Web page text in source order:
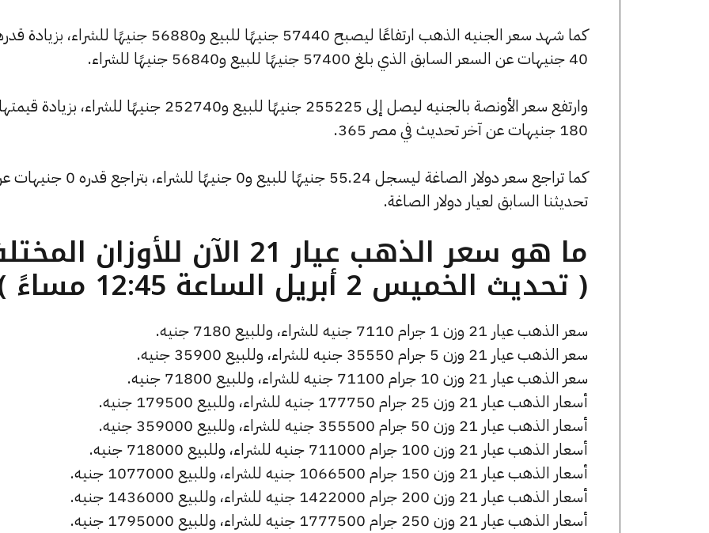
كما شهد سعر الجنيه الذهب ارتفاعًا ليصبح 57440 جنيهًا للبيع و56880 جنيهًا للشراء،
40 جنيهات عن السعر السابق الذي بلغ 57400 جنيهًا للبيع و56840 جنيهًا للشراء.
وارتفع سعر الأونصة بالجنيه ليصل إلى 255225 جنيهًا للبيع و252740 جنيهًا للشراء، بزيادة قيمتها
180 جنيهات عن آخر تحديث في مصر 365.
كما تراجع سعر دولار الصاغة ليسجل 55.24 جنيهًا للبيع و0 جنيهًا للشراء، بتراجع
تحديثنا السابق لعيار دولار الصاغة.
ما هو سعر الذهب عيار 21 الآن للأوزان
( تحديث الخميس 2 أبريل الساعة 12:45 مساءً )
سعر الذهب عيار 21 وزن 1 جرام 7110 جنيه للشراء، وللبيع 7180 جنيه.
سعر الذهب عيار 21 وزن 5 جرام 35550 جنيه للشراء، وللبيع 35900 جنيه.
سعر الذهب عيار 21 وزن 10 جرام 71100 جنيه للشراء، وللبيع 71800 جنيه.
أسعار الذهب عيار 21 وزن 25 جرام 177750 جنيه للشراء، وللبيع 179500 جنيه.
أسعار الذهب عيار 21 وزن 50 جرام 355500 جنيه للشراء، وللبيع 359000 جنيه.
أسعار الذهب عيار 21 وزن 100 جرام 711000 جنيه للشراء، وللبيع 718000 جنيه.
أسعار الذهب عيار 21 وزن 150 جرام 1066500 جنيه للشراء، وللبيع 1077000 جنيه.
أسعار الذهب عيار 21 وزن 200 جرام 1422000 جنيه للشراء، وللبيع 1436000 جنيه.
أسعار الذهب عيار 21 وزن 250 جرام 1777500 جنيه للشراء، وللبيع 1795000 جنيه.